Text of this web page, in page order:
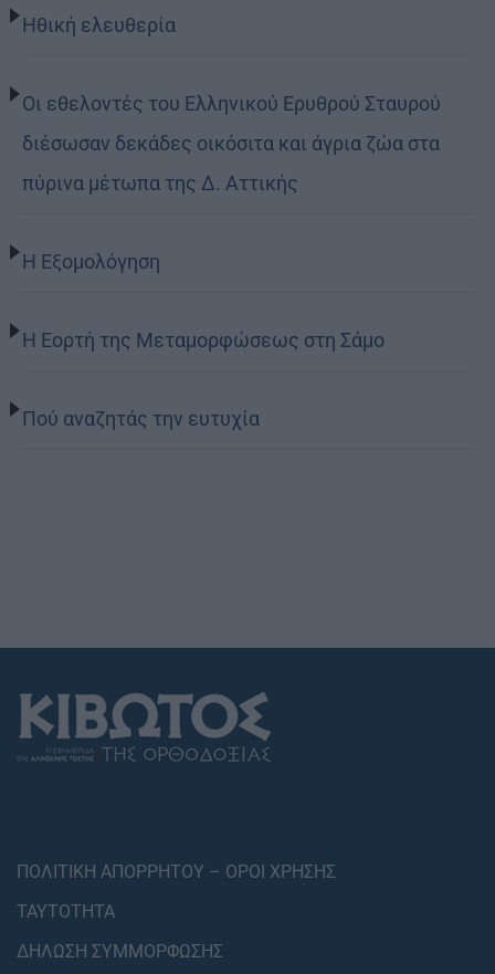
Ηθική ελευθερία
Οι εθελοντές του Ελληνικού Ερυθρού Σταυρού
διέσωσαν δεκάδες οικόσιτα και άγρια ζώα στα
πύρινα μέτωπα της Δ. Αττικής
Η Εξομολόγηση
Η Εορτή της Μεταμορφώσεως στη Σάμο
Πού αναζητάς την ευτυχία
ΠΟΛΙΤΙΚΗ ΑΠΟΡΡΗΤΟΥ – ΟΡΟΙ ΧΡΗΣΗΣ
ΤΑΥΤΟΤΗΤΑ
ΔΗΛΩΣΗ ΣΥΜΜΟΡΦΩΣΗΣ